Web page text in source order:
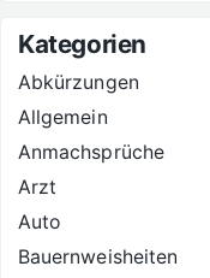
Kategorien
Abkürzungen
Allgemein
Anmachsprüche
Arzt
Auto
Bauernweisheiten